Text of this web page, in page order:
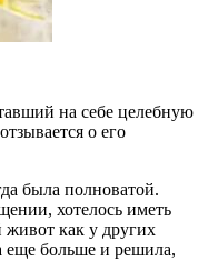
на себе целебную
о его
была полноватой.
хотелось иметь
как у других
еще больше и решила,